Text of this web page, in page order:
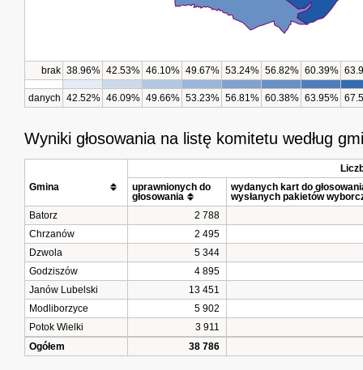
brak 38.96% 42.53% 46.10% 49.67% 53.24% 56.82% 60.39%
danych 42.52% 46.09% 49.66% 53.23% 56.81% 60.38% 63.95%
Wyniki głosowania na listę komitetu według
uprawnionych do
głosowania
wydanych kart do
wysłanych pakietów
Batorz
2 788
Chrzanów
2 495
Dzwola
5 344
Godziszów
4 895
Janów Lubelski
13 451
Modliborzyce
5 902
Potok Wielki
3 911
Ogółem
38 786